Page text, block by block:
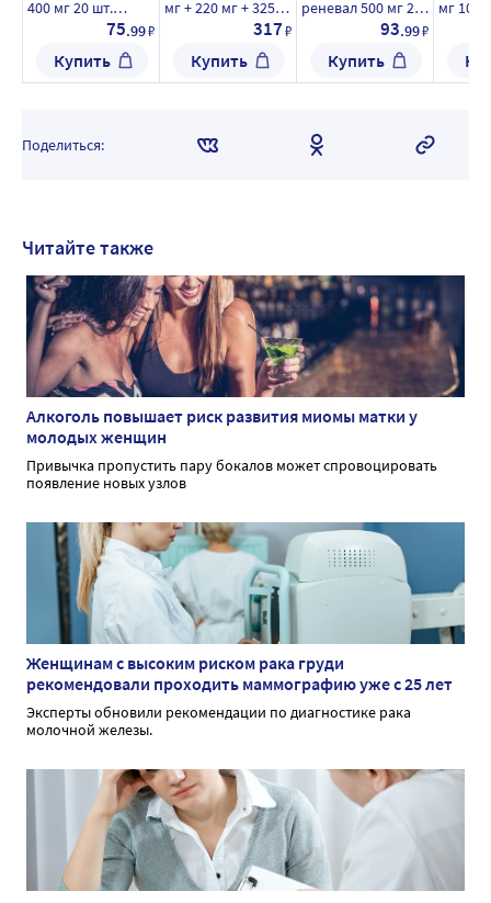
400 мг 20 шт.
пленочной
75.99₽
Купить
мг + 220 мг + 325
мг 20 шт. таблетки,
пленочной
317₽
Купить
реневал 500 мг 20
шт. таблетки93.99₽
Купить
мг 100
Поделиться:
Читайте также
Алкоголь повышает риск развития миомы матки у
молодых женщин
Привычка пропустить пару бокалов может спровоцировать
появление новых узлов
Женщинам с высоким риском рака груди
рекомендовали проходить маммографию уже с 25 лет
Эксперты обновили рекомендации по диагностике рака
молочной железы.